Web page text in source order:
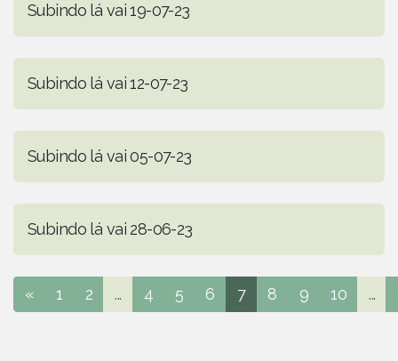
Subindo lá vai 19-07-23
Subindo lá vai 12-07-23
Subindo lá vai 05-07-23
Subindo lá vai 28-06-23
« 1 2 ... 4 5 6 7 8 9 10 ...